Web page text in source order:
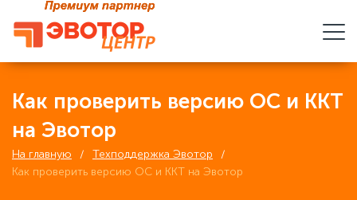
Как проверить версию ОС и ККТ
на Эвотор
На главную
Техподдержка Эвотор
Как проверить версию ОС и ККТ на Эвотор